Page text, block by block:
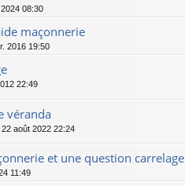
08:30
maçonnerie
2016 19:50
22:49
véranda
22 août 2022 22:24
et une question carrelage
11:49